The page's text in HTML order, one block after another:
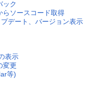
ック
らソースコード取得
デート、バージョン表示
表示
変更
等)